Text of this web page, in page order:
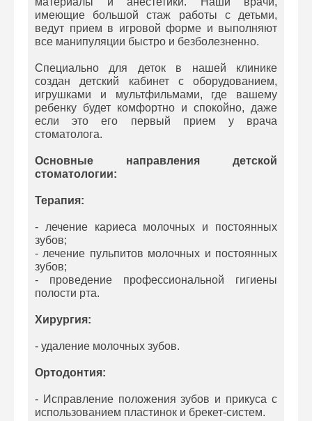
имеющие большой стаж работы с детьми,
ведут прием в игровой форме и выполняют
все манипуляции быстро и безболезненно.
Специально для деток в нашей клинике
создан детский кабинет с оборудованием,
игрушками и мультфильмами, где вашему
ребенку будет комфортно и спокойно, даже
если это его первый прием у врача
стоматолога.
Основные направления детской
стоматологии:
Терапия:
- лечение кариеса молочных и постоянных
зубов;
- лечение пульпитов молочных и постоянных
зубов;
- проведение профессиональной гигиены
полости рта.
Хирургия:
- удаление молочных зубов.
Ортодонтия:
- Исправление положения зубов и прикуса с
использованием пластинок и брекет-систем.